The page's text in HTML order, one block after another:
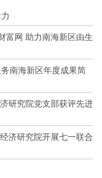
富网 助力南海新区由生
南海新区年度成果简
研究院党支部获评先进
济研究院开展七一联合